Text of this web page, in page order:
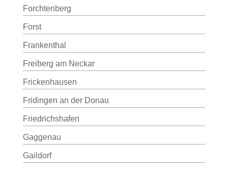
Forchtenberg
Forst
Frankenthal
Freiberg am Neckar
Frickenhausen
Fridingen an der Donau
Friedrichshafen
Gaggenau
Gaildorf